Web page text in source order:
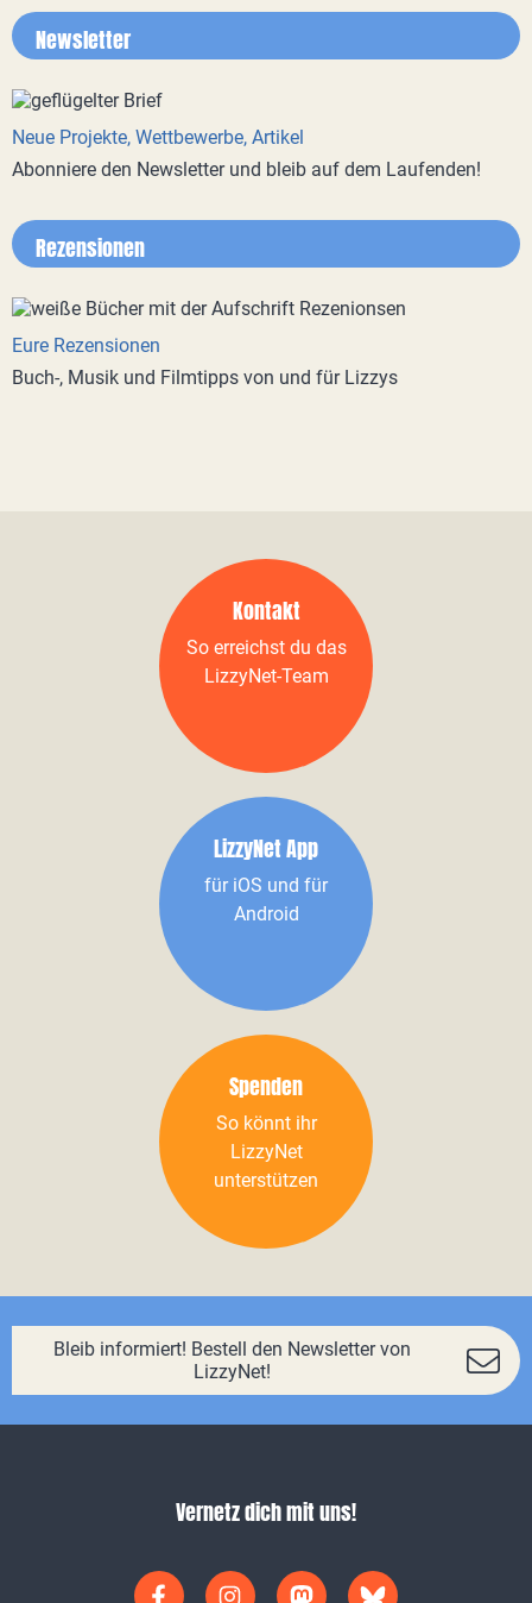
Newsletter
Neue Projekte, Wettbewerbe, Artikel
Abonniere den Newsletter und bleib auf dem Laufenden!
Rezensionen
Eure Rezensionen
Buch-, Musik und Filmtipps von und für Lizzys
Kontakt
So erreichst du das
LizzyNet-Team
LizzyNet App
für iOS und für
Android
Spenden
So könnt ihr
LizzyNet
unterstützen
Bleib informiert! Bestell den Newsletter von
LizzyNet!
Vernetz dich mit uns!